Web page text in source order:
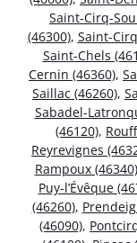
Saint-Cirq-
(46300), Saint-
Saint-Chels
Cernin (46360),
Saillac (46260),
Sabadel-
(46120),
Reyrevignes
Rampoux (46340)
Puy-l’Évêque
(46260),
(46090),